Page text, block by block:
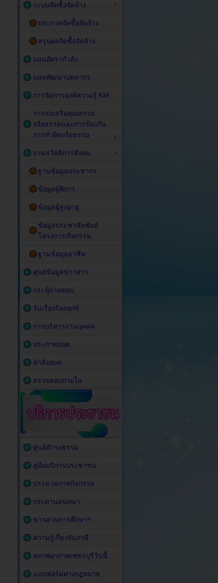
ระบบจัดซื้อจัดจ้าง
ประกาศจัดซื้อจัดจ้าง
สรุปผลจัดซื้อจัดจ้าง
แผนอัตรากำลัง
แผนพัฒนาบุคลากร
การจัดการองค์ความรู้ KM
การส่งเสริมคุณธรรม
จริยธรรมและการป้องกัน
การทำผิดจริยธรรม
งานสวัสดิการสังคม
ฐานข้อมูลประชากร
ข้อมูลผู้พิการ
ข้อมูลผู้สูงอายุ
ข้อมูลประชาสัมพันธ์
โครงการ/กิจกรรม
ฐานข้อมูลอาชีพ
ศูนย์ข้อมูลข่าวสาร
กระทู้ถามตอบ
รับเรื่องร้องทุกข์
การบริหารงานบุคคล
ประกาศอบต.
คำสั่งอบต.
ตรวจสอบภายใน
ศูนย์ดำรงธรรม
คู่มือบริการประชาชน
ประมวลภาพกิจกรรม
กระดานสนทนา
ข่าวส่วนการศึกษาฯ
ความรู้เกี่ยวกับภาษี
สภาพอากาศเพชรบุรีวันนี้
แบบฟอร์มทางกฏหมาย